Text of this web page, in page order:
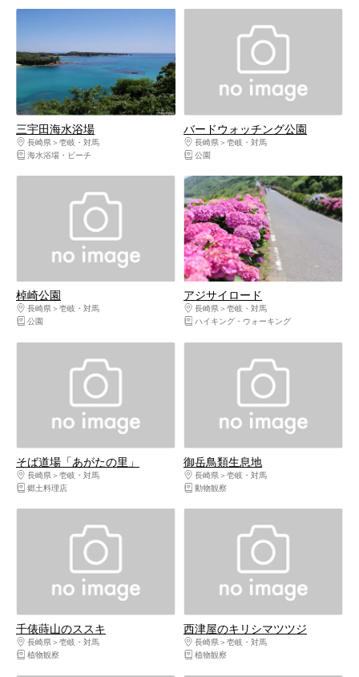
三宇田海水浴場
長崎県
壱岐・対馬
海水浴場・ビーチ
バードウォッチング公園
長崎県
壱岐・対馬
公園
棹崎公園
長崎県
壱岐・対馬
公園
アジサイロード
長崎県
壱岐・対馬
ハイキング・ウォーキング
そば道場「あがたの里」
長崎県
壱岐・対馬
郷土料理店
御岳鳥類生息地
長崎県
壱岐・対馬
動物観察
千俵蒔山のススキ
長崎県
壱岐・対馬
植物観察
西津屋のキリシマツツジ
長崎県
壱岐・対馬
植物観察